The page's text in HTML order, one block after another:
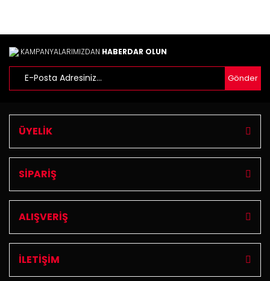
KAMPANYALARIMIZDAN HABERDAR OLUN
Gönder
ÜYELİK
SİPARİŞ
ALIŞVERİŞ
İLETİŞİM